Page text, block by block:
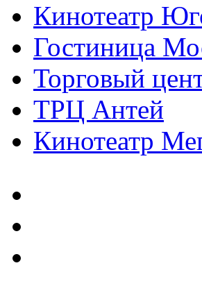
Кинотеатр
Гостиница
Торговый
ТРЦ Антей
Кинотеатр